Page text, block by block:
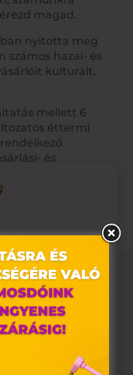
magad.
nyitotta meg
számos hazai- és
kulturált,
mellett 6
éttermi
és
„süti")
információt
az Ön
szóló 2003. évi C.
szolgáltatások, az
szolgáltatások